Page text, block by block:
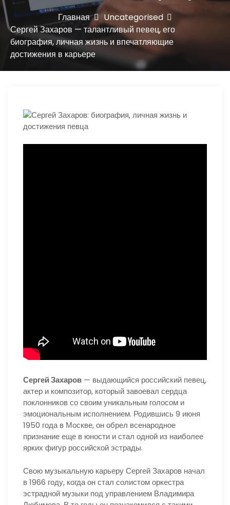
Главная
Uncategorised
Сергей Захаров — талантливый певец, его
биография, личная жизнь и впечатляющие
достижения в карьере
Сергей Захаров — выдающийся российский певец,
актер и композитор, который завоевал сердца
поклонников со своим уникальным голосом и
эмоциональным исполнением. Родившись 9 июня
1950 года в Москве, он обрел всенародное
признание еще в юности и стал одной из наиболее
ярких фигур российской эстрады.
Свою музыкальную карьеру Сергей Захаров начал
в 1966 году, когда он стал солистом оркестра
эстрадной музыки под управлением Владимира